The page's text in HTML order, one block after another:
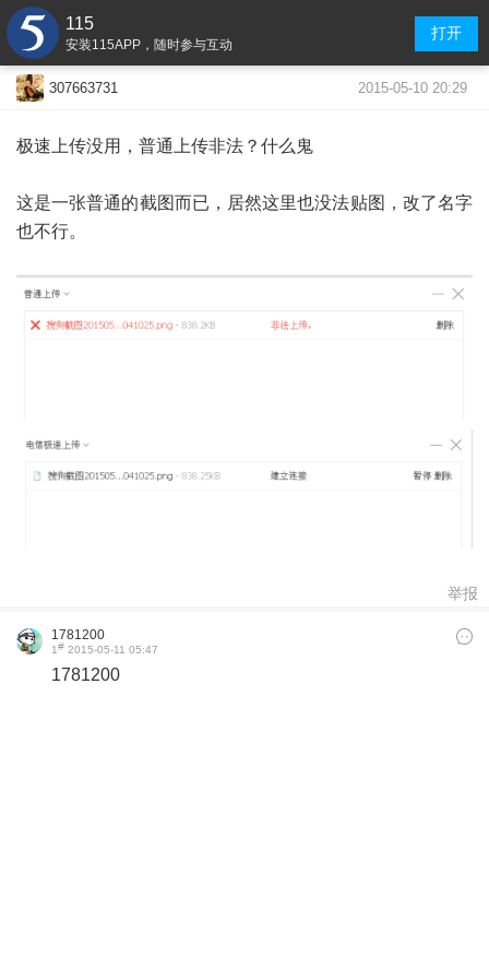
115
安装115APP，随时参与互动
打开
307663731 2015-05-10 20:29
极速上传没用，普通上传非法？什么鬼
这是一张普通的截图而已，居然这里也没法贴图，改了名字
也不行。
举报
1781200
1# 2015-05-11 05:47
1781200